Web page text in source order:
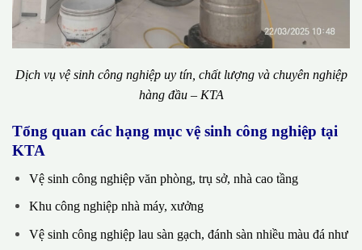
Dịch vụ vệ sinh công nghiệp uy tín, chất lượng và chuyên nghiệp
hàng đầu – KTA
Tổng quan các hạng mục vệ sinh công nghiệp tại
KTA
Vệ sinh công nghiệp văn phòng, trụ sở, nhà cao tầng
Khu công nghiệp nhà máy, xưởng
Vệ sinh công nghiệp lau sàn gạch, đánh sàn nhiều màu đá như